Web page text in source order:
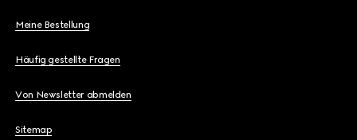
Meine Bestellung
Häufig gestellte Fragen
Von Newsletter abmelden
Sitemap